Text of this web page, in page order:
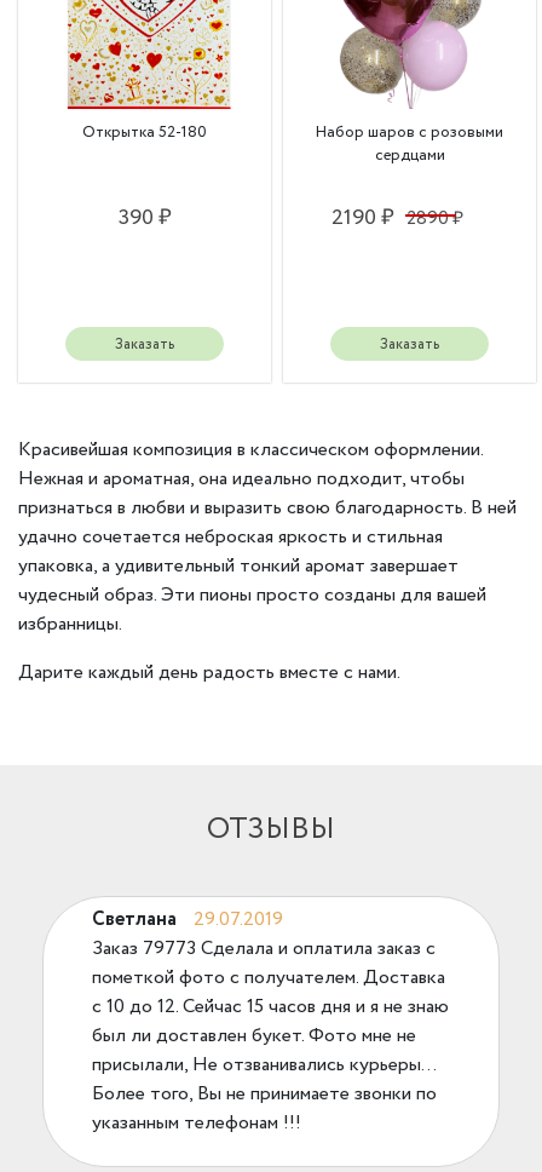
Открытка 52-180
390 ₽
Заказать
Набор шаров с розовыми
сердцами
2190 ₽ 2890 ₽
Заказать
Красивейшая композиция в классическом оформлении.
Нежная и ароматная, она идеально подходит, чтобы
признаться в любви и выразить свою благодарность. В ней
удачно сочетается неброская яркость и стильная
упаковка, а удивительный тонкий аромат завершает
чудесный образ. Эти пионы просто созданы для вашей
избранницы.
Дарите каждый день радость вместе с нами.
ОТЗЫВЫ
Светлана
29.07.2019
Заказ 79773 Сделала и оплатила заказ с
пометкой фото с получателем. Доставка
с 10 до 12. Сейчас 15 часов дня и я не знаю
был ли доставлен букет. Фото мне не
присылали, Не отзванивались курьеры...
Более того, Вы не принимаете звонки по
указанным телефонам !!!